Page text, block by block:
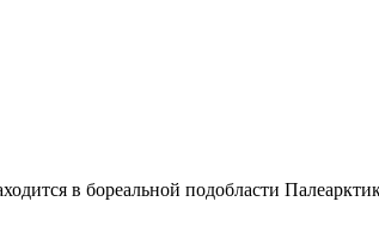
в бореальной подобласти